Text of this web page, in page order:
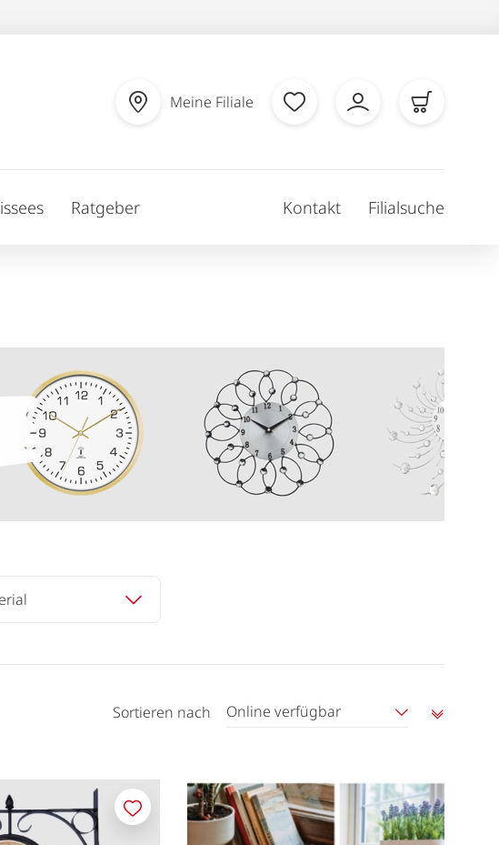
Meine Filiale
Ratgeber Kontakt Filialsuche
Sortieren nach Online verfügbar
Merken